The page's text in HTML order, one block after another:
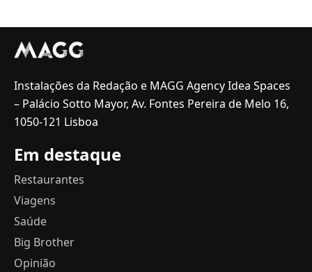
Instalações da Redação e MAGG Agency Idea Spaces
– Palácio Sotto Mayor, Av. Fontes Pereira de Melo 16,
1050-121 Lisboa
Em destaque
Restaurantes
Viagens
Saúde
Big Brother
Opinião